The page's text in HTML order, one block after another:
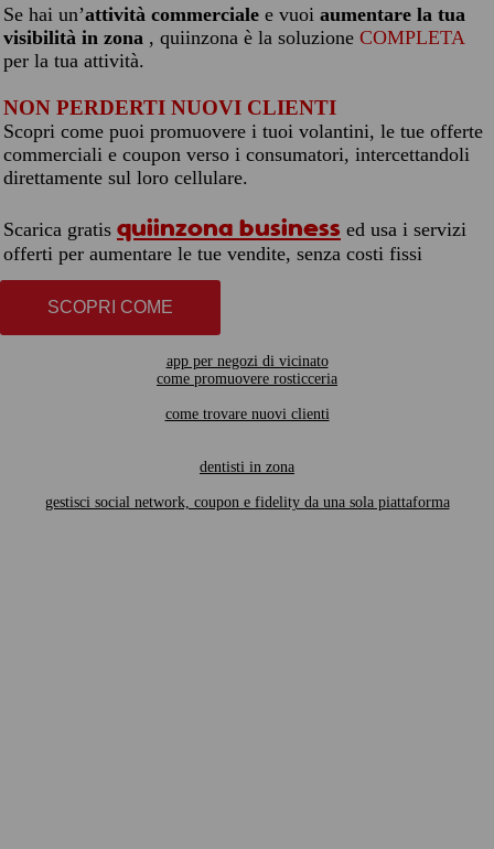
Se hai un’attività commerciale e vuoi aumentare la tua
visibilità in zona , quiinzona è la soluzione COMPLETA
per la tua attività.
NON PERDERTI NUOVI CLIENTI
Scopri come puoi promuovere i tuoi volantini, le tue offerte
commerciali e coupon verso i consumatori, intercettandoli
direttamente sul loro cellulare.
Scarica gratis quiinzona business ed usa i servizi
offerti per aumentare le tue vendite, senza costi fissi
SCOPRI COME
app per negozi di vicinato
come promuovere rosticceria
come trovare nuovi clienti
dentisti in zona
gestisci social network, coupon e fidelity da una sola piattaforma